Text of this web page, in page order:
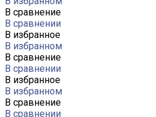
В сравнение
В сравнении
В избранное
В избранном
В сравнение
В сравнении
В избранное
В избранном
В сравнение
В сравнении